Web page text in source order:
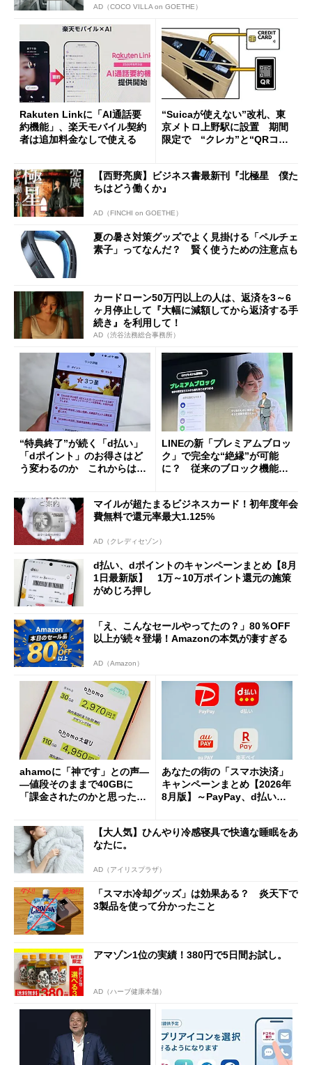
AD（COCO VILLA on GOETHE）
Rakuten Linkに「AI通話要
約機能」、楽天モバイル契約
者は追加料金なしで使える
“Suicaが使えない”改札、東
京メトロ上野駅に設置 期間
限定で “クレカ”と“QRコー
【西野亮廣】ビジネス書最新刊『北極星 僕た
ちはどう働くか』
AD（FINCHI on GOETHE）
夏の暑さ対策グッズでよく見掛ける「ペルチェ
素子」ってなんだ？ 賢く使うための注意点も
カードローン50万円以上の人は、返済を3～6
ヶ月停止して『大幅に減額してから返済する手
続き』を利用して！
AD（渋谷法務総合事務所）
“特典終了”が続く「d払い」
「dポイント」のお得さはど
う変わるのか これからは
LINEの新「プレミアムブロッ
ク」で完全な“絶縁”が可能
に？ 従来のブロック機能と
マイルが超たまるビジネスカード！初年度年会
費無料で還元率最大1.125%
AD（クレディセゾン）
d払い、dポイントのキャンペーンまとめ【8月
1日最新版】 1万～10万ポイント還元の施策
がめじろ押し
「え、こんなセールやってたの？」80％OFF
以上が続々登場！Amazonの本気が凄すぎる
AD（Amazon）
ahamoに「神です」との声―
―値段そのままで40GBに
「課金されたのかと思った」
あなたの街の「スマホ決済」
キャンペーンまとめ【2026年
8月版】～PayPay、d払い、a
【大人気】ひんやり冷感寝具で快適な睡眠をあ
なたに。
AD（アイリスプラザ）
「スマホ冷却グッズ」は効果ある？ 炎天下で
3製品を使って分かったこと
アマゾン1位の実績！380円で5日間お試し。
AD（ハーブ健康本舗）